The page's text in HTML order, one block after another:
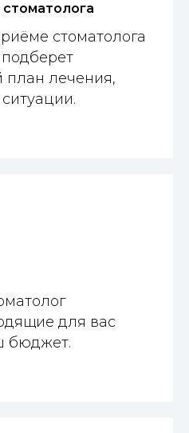
стоматолога
план лечения,
для вас
бюджет.